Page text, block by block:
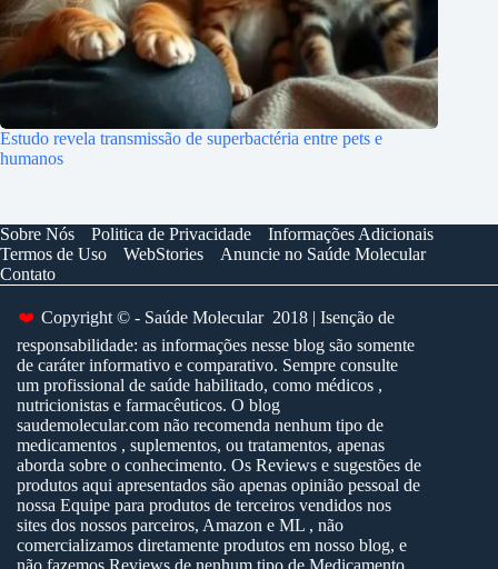
Estudo revela transmissão de superbactéria entre pets e
humanos
Sobre Nós Politica de Privacidade
Informações Adicionais
Termos de Uso
WebStories
Anuncie no Saúde Molecular
Contato
❤️ Copyright © - Saúde Molecular 2018 | Isenção de
responsabilidade: as informações nesse blog são somente
de caráter informativo e comparativo. Sempre consulte
um profissional de saúde habilitado, como médicos ,
nutricionistas e farmacêuticos. O blog
saudemolecular.com não recomenda nenhum tipo de
medicamentos , suplementos, ou tratamentos, apenas
aborda sobre o conhecimento. Os Reviews e sugestões de
produtos aqui apresentados são apenas opinião pessoal de
nossa Equipe para produtos de terceiros vendidos nos
sites dos nossos parceiros, Amazon e ML , não
comercializamos diretamente produtos em nosso blog, e
não fazemos Reviews de nenhum tipo de Medicamento.